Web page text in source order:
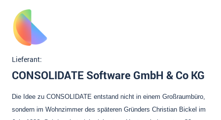
Lieferant:
CONSOLIDATE Software GmbH & Co KG
Die Idee zu CONSOLIDATE entstand nicht in einem Großraumbüro,
sondern im Wohnzimmer des späteren Gründers Christian Bickel im